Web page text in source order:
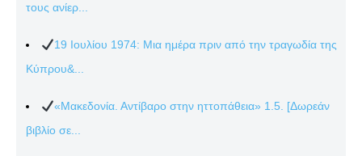
τους ανίερ...
19 Ιουλίου 1974: Μια ημέρα πριν από την τραγωδία της
Κύπρου&...
«Μακεδονία. Αντίβαρο στην ηττοπάθεια» 1.5. [Δωρεάν
βιβλίο σε...